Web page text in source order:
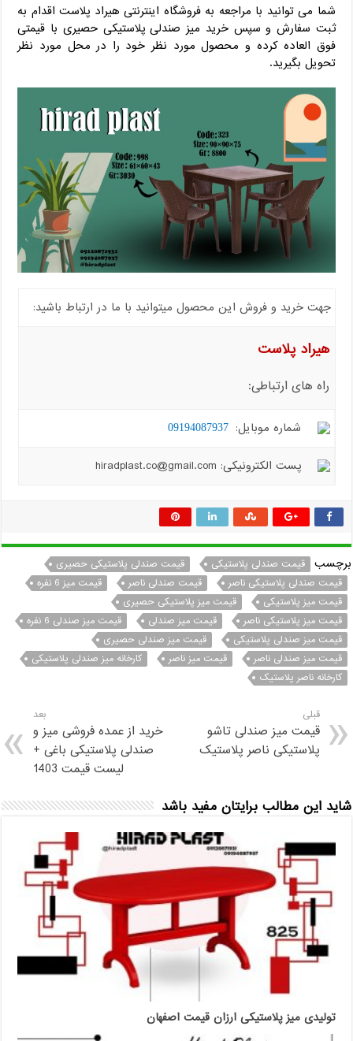
شما می توانید با مراجعه به فروشگاه اینترنتی هیراد پلاست اقدام به
ثبت سفارش و سپس خرید میز صندلی پلاستیکی حصیری با قیمتی
فوق العاده کرده و محصول مورد نظر خود را در محل مورد نظر
تحویل بگیرید.
جهت خرید و فروش این محصول میتوانید با ما در ارتباط باشید:
هیراد پلاست
راه های ارتباطی:
شماره موبایل: 09194087937
پست الکترونیکی: hiradplast.co@gmail.com
برچسب قیمت صندلی پلاستیکی
قیمت صندلی پلاستیکی حصیری
قیمت صندلی پلاستیکی ناصر
قیمت صندلی ناصر
قیمت میز 6 نفره
قیمت میز پلاستیکی
قیمت میز پلاستیکی حصیری
قیمت میز پلاستیکی ناصر
قیمت میز صندلی
قیمت میز صندلی 6 نفره
قیمت میز صندلی پلاستیکی
قیمت میز صندلی حصیری
قیمت میز صندلی ناصر
قیمت میز ناصر
کارخانه میز صندلی پلاستیکی
کارخانه ناصر پلاستیک
قبلی
قیمت میز صندلی تاشو
پلاستیکی ناصر پلاستیک
بعد
خرید از عمده فروشی میز و
صندلی پلاستیکی باغی +
لیست قیمت 1403
شاید این مطالب برایتان مفید باشد
تولیدی میز پلاستیکی ارزان قیمت اصفهان